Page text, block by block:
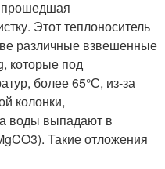
прошедшая
Этот теплоноситель
различные взвешенные
которые под
более 65°С, из-за
колонки,
воды выпадают в
Такие отложения